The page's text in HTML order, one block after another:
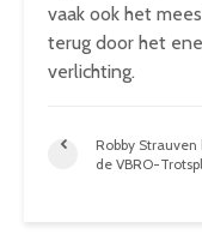
vaak ook het
terug door het
verlichting.
Robby
de VBRO-